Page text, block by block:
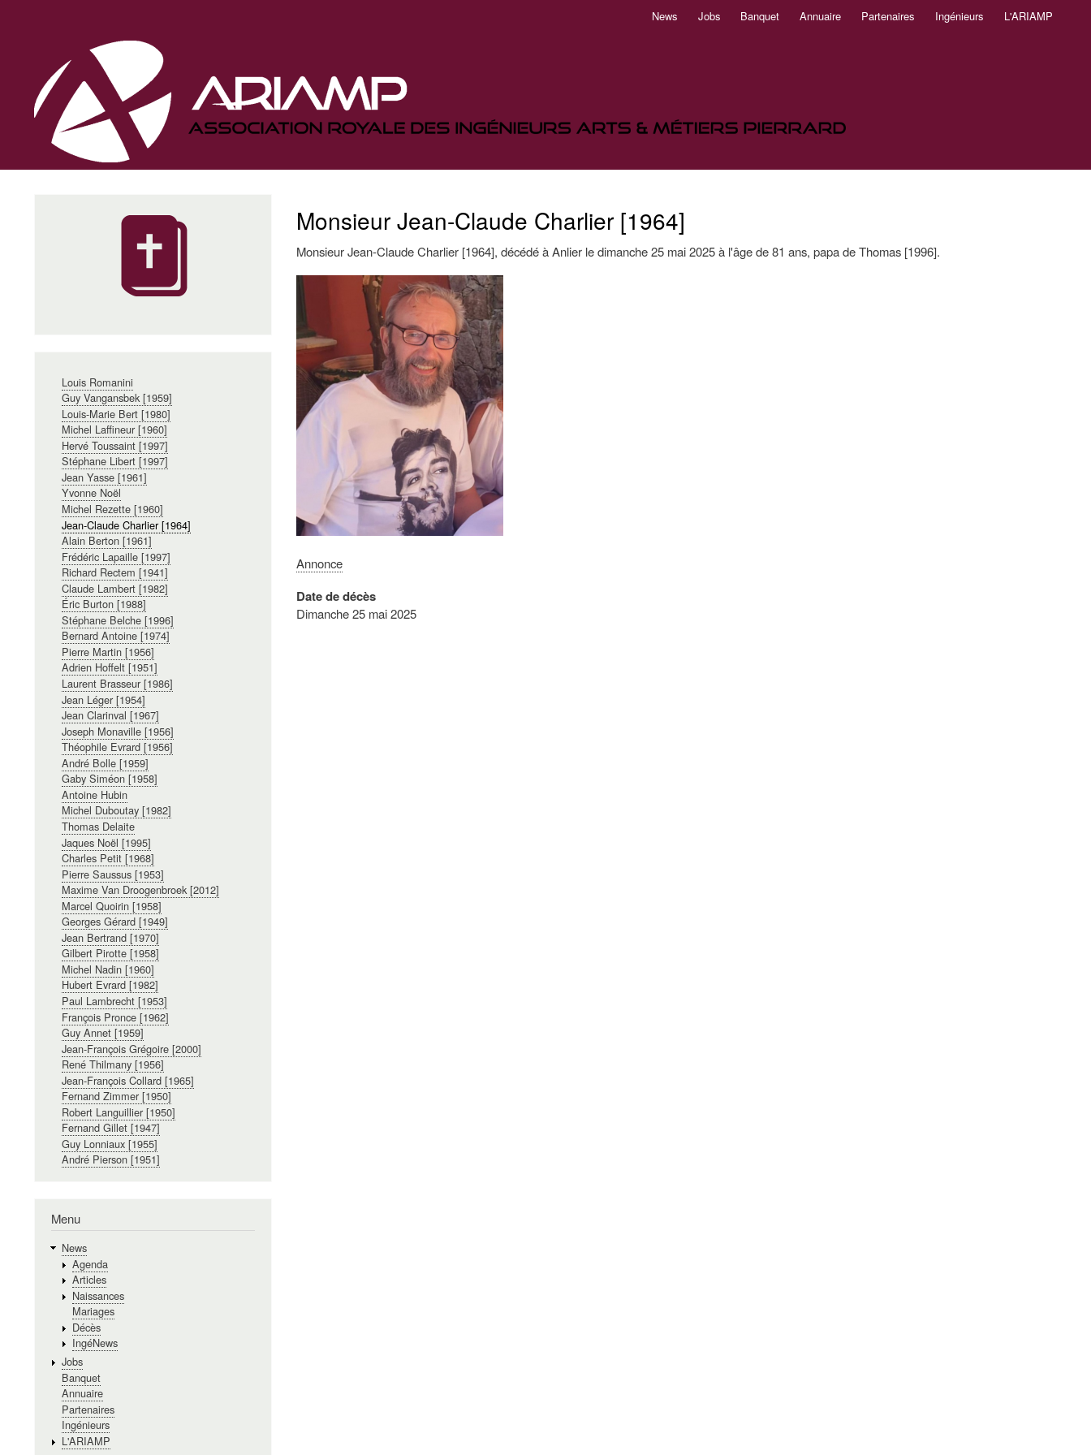
News Jobs Banquet Annuaire Partenaires Ingénieurs L'ARIAMP
Monsieur Jean-Claude Charlier [1964]
Monsieur Jean-Claude Charlier [1964], décédé à Anlier le dimanche 25 mai 2025 à l'âge de 81 ans, papa de Thomas [1996].
Annonce
Date de décès
Dimanche 25 mai 2025
principale
Louis Romanini
Guy Vangansbek [1959]
Louis-Marie Bert [1980]
Michel Laffineur [1960]
Hervé Toussaint [1997]
Stéphane Libert [1997]
Jean Yasse [1961]
Yvonne Noël
Michel Rezette [1960]
Jean-Claude Charlier [1964]
Alain Berton [1961]
Frédéric Lapaille [1997]
Richard Rectem [1941]
Claude Lambert [1982]
Éric Burton [1988]
Stéphane Belche [1996]
Bernard Antoine [1974]
Pierre Martin [1956]
Adrien Hoffelt [1951]
Laurent Brasseur [1986]
Jean Léger [1954]
Jean Clarinval [1967]
Joseph Monaville [1956]
Théophile Evrard [1956]
André Bolle [1959]
Gaby Siméon [1958]
Antoine Hubin
Michel Duboutay [1982]
Thomas Delaite
Jaques Noël [1995]
Charles Petit [1968]
Pierre Saussus [1953]
Maxime Van Droogenbroek [2012]
Marcel Quoirin [1958]
Georges Gérard [1949]
Jean Bertrand [1970]
Gilbert Pirotte [1958]
Michel Nadin [1960]
Hubert Evrard [1982]
Paul Lambrecht [1953]
François Pronce [1962]
Guy Annet [1959]
Jean-François Grégoire [2000]
René Thilmany [1956]
Jean-François Collard [1965]
Fernand Zimmer [1950]
Robert Languillier [1950]
Fernand Gillet [1947]
Guy Lonniaux [1955]
André Pierson [1951]
Menu
News
Agenda
Articles
Naissances
Mariages
Décès
IngéNews
Jobs
Banquet
Annuaire
Partenaires
Ingénieurs
L'ARIAMP